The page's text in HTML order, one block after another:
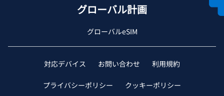
グローバル計画
グローバルeSIM
対応デバイス お問い合わせ 利用規約
プライバシーポリシー クッキーポリシー